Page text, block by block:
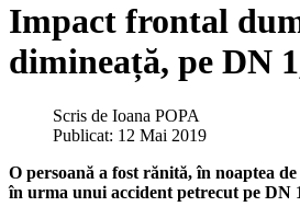
Impact frontal
dimineață, pe DN
Scris de Ioana POPA
Publicat: 12 Mai 2019
O persoană a fost rănită, în noaptea
în urma unui accident petrecut pe DN